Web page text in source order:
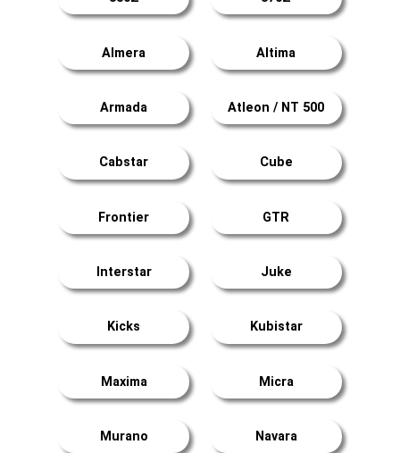
Almera Altima
Armada Atleon / NT 500
Cabstar Cube
Frontier GTR
Interstar Juke
Kicks Kubistar
Maxima Micra
Murano Navara